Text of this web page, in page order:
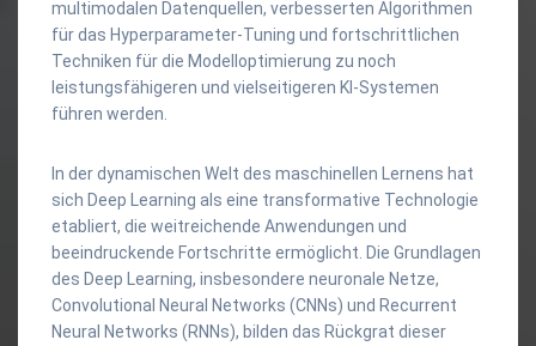
multimodalen Datenquellen, verbesserten Algorithmen
für das Hyperparameter-Tuning und fortschrittlichen
Techniken für die Modelloptimierung zu noch
leistungsfähigeren und vielseitigeren KI-Systemen
führen werden.
In der dynamischen Welt des maschinellen Lernens hat
sich Deep Learning als eine transformative Technologie
etabliert, die weitreichende Anwendungen und
beeindruckende Fortschritte ermöglicht. Die Grundlagen
des Deep Learning, insbesondere neuronale Netze,
Convolutional Neural Networks (CNNs) und Recurrent
Neural Networks (RNNs), bilden das Rückgrat dieser